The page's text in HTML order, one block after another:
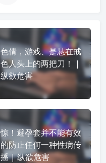
色倩，游戏、是悬在戒
色人头上的两把刀！ |
纵欲危害
惊！避孕套并不能有效
的防止任何一种性病传
播 | 纵欲危害